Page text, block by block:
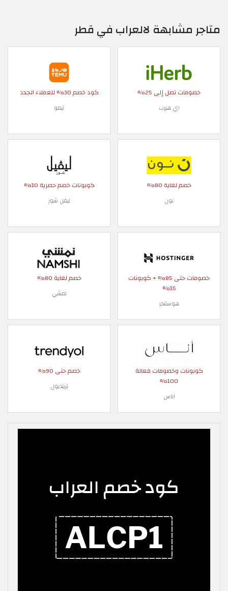
متاجر مشابهة لالعراب في قطر
خصومات تصل إلى 25%
اي هيرب
كود خصم 30% للعملاء الجدد
تيمو
خصم لغاية 80%
نون
كوبونات خصم حصرية 10%
ليفل شوز
خصومات حتى 85% + كوبونات
15%
هوستنجر
خصم لغاية 80%
نمشي
كوبونات وخصومات فعالة
100%
اناس
خصم حتى 90%
ترينديول